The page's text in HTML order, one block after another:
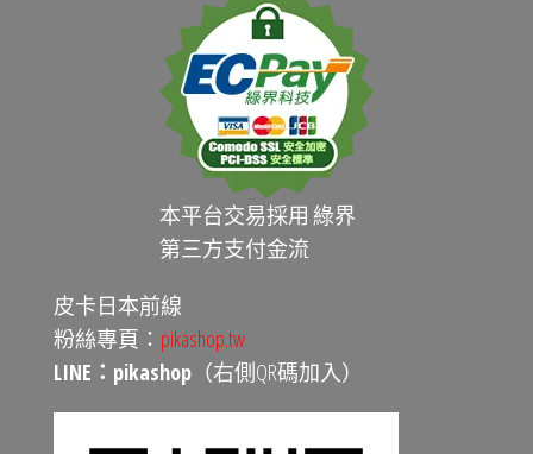
本平台交易採用 綠界
第三方支付金流
皮卡日本前線
粉絲專頁： pikashop.tw
LINE：pikashop （右側QR碼加入）